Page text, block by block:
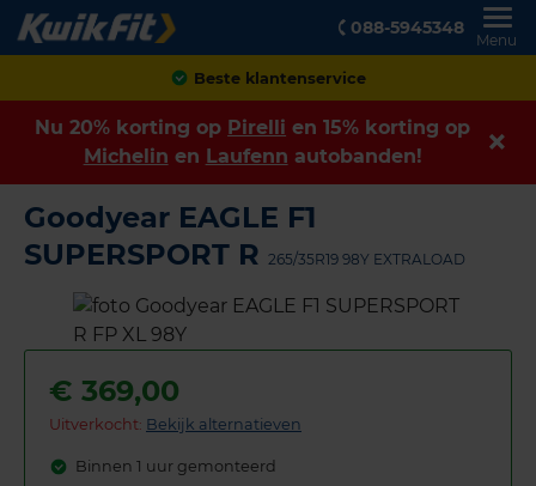
088-5945348
Menu
Achteraf betalen
Nu 20% korting op Pirelli en 15% korting op
Michelin en Laufenn autobanden!
Goodyear EAGLE F1
SUPERSPORT R 265/35R19 98Y EXTRALOAD
€ 369,00
Uitverkocht: Bekijk alternatieven
Binnen 1 uur gemonteerd